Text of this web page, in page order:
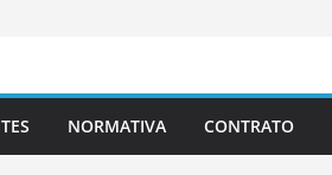
NORMATIVA CONTRATO